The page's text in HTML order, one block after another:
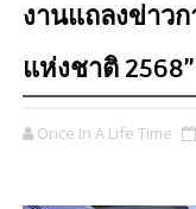
งานแถลงข่าว
แห่งชาติ 2568”
Once In A Life Time